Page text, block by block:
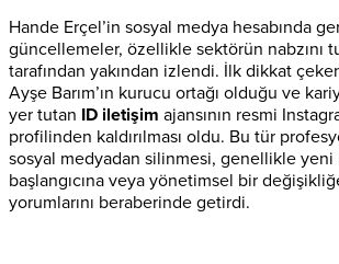
Hande Erçel’in sosyal medya hesabında
güncellemeler, özellikle sektörün nabzını
tarafından yakından izlendi. İlk dikkat
Ayşe Barım’ın kurucu ortağı olduğu ve
yer tutan ID iletişim ajansının resmi
profilinden kaldırılması oldu. Bu tür
sosyal medyadan silinmesi, genellikle
başlangıcına veya yönetimsel bir
yorumlarını beraberinde getirdi.